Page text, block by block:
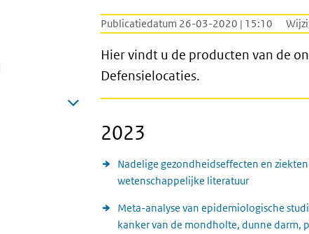
Publicatiedatum 26-03-2020 | 15:10
Hier vindt u de producten van de
Defensielocaties.
2023
Nadelige gezondheidseffecten en
wetenschappelijke literatuur
Meta-analyse van epidemiologische
kanker van de mondholte, dunne darm,